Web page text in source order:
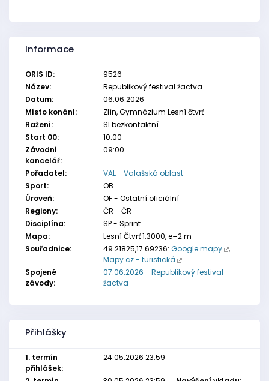
Informace
ORIS ID:
9526
Název:
Republikový festival žactva
Datum:
06.06.2026
Místo konání:
Zlín, Gymnázium Lesní čtvrť
Ražení:
SI bezkontaktní
Start 00:
10:00
Závodní
kancelář:
09:00
Pořadatel:
VAL - Valašská oblast
Sport:
OB
Úroveň:
OF - Ostatní oficiální
Regiony:
ČR - ČR
Disciplína:
SP - Sprint
Mapa:
Lesní Čtvrť 1:3000, e=2 m
Souřadnice:
49.21825,17.69236: Google mapy
,
Mapy.cz - turistická
Spojené
závody:
07.06.2026 - Republikový festival
žactva
Přihlášky
1. termín
přihlášek:
24.05.2026 23:59